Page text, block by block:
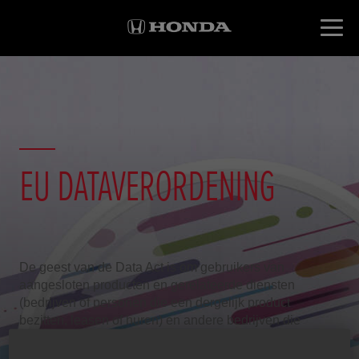
EU DATAVERORDENING
De geest van de Data Act is om gebruikers van
aangesloten producten en gerelateerde diensten
(bedrijven of personen die een dergelijk product
bezitten, leasen of huren) en andere bedrijven die